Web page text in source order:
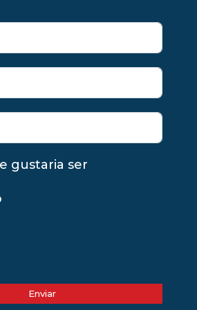
gustaria ser
Enviar